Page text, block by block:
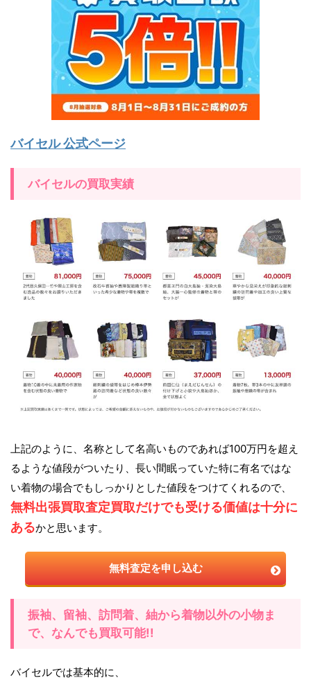
バイセル 公式ページ
バイセルの買取実績
上記のように、名称として名高いものであれば100万円を超え
るような値段がついたり、長い間眠っていた特に有名ではな
い着物の場合でもしっかりとした値段をつけてくれるので、
無料出張買取査定買取だけでも受ける価値は十分に
あるかと思います。
無料査定を申し込む
振袖、留袖、訪問着、紬から着物以外の小物ま
で、なんでも買取可能!!
バイセルでは基本的に、